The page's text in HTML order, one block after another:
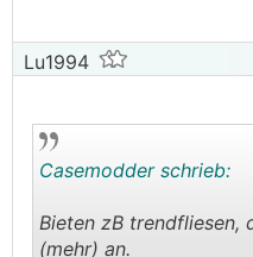
Lu1994
Casemodder schrieb:
Bieten zB trendfliesen,
(mehr) an.